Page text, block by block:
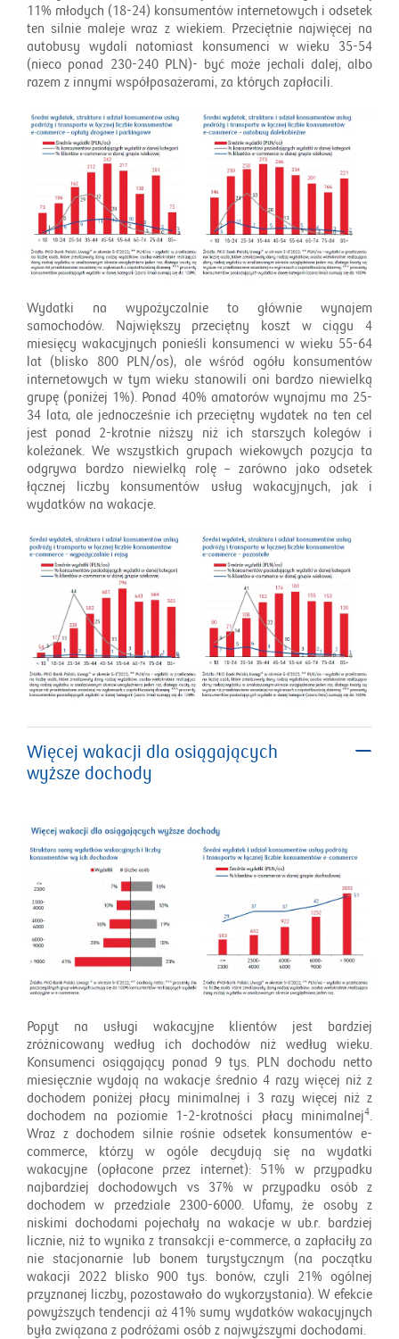
11% młodych (18-24) konsumentów internetowych i odsetek
ten silnie maleje wraz z wiekiem. Przeciętnie najwięcej na
autobusy wydali natomiast konsumenci w wieku 35-54
(nieco ponad 230-240 PLN)- być może jechali dalej, albo
razem z innymi współpasażerami, za których zapłacili.
Wydatki na wypożyczalnie to głównie wynajem
samochodów. Największy przeciętny koszt w ciągu 4
miesięcy wakacyjnych ponieśli konsumenci w wieku 55-64
lat (blisko 800 PLN/os), ale wśród ogółu konsumentów
internetowych w tym wieku stanowili oni bardzo niewielką
grupę (poniżej 1%). Ponad 40% amatorów wynajmu ma 25-
34 lata, ale jednocześnie ich przeciętny wydatek na ten cel
jest ponad 2-krotnie niższy niż ich starszych kolegów i
koleżanek. We wszystkich grupach wiekowych pozycja ta
odgrywa bardzo niewielką rolę – zarówno jako odsetek
łącznej liczby konsumentów usług wakacyjnych, jak i
wydatków na wakacje.
Więcej wakacji dla osiągających
wyższe dochody
Popyt na usługi wakacyjne klientów jest bardziej
zróżnicowany według ich dochodów niż według wieku.
Konsumenci osiągający ponad 9 tys. PLN dochodu netto
miesięcznie wydają na wakacje średnio 4 razy więcej niż z
dochodem poniżej płacy minimalnej i 3 razy więcej niż z
dochodem na poziomie 1-2-krotności płacy minimalnej4.
Wraz z dochodem silnie rośnie odsetek konsumentów e-
commerce, którzy w ogóle decydują się na wydatki
wakacyjne (opłacone przez internet): 51% w przypadku
najbardziej dochodowych vs 37% w przypadku osób z
dochodem w przedziale 2300-6000. Ufamy, że osoby z
niskimi dochodami pojechały na wakacje w ub.r. bardziej
licznie, niż to wynika z transakcji e-commerce, a zapłaciły za
nie stacjonarnie lub bonem turystycznym (na początku
wakacji 2022 blisko 900 tys. bonów, czyli 21% ogólnej
przyznanej liczby, pozostawało do wykorzystania). W efekcie
powyższych tendencji aż 41% sumy wydatków wakacyjnych
była związana z podróżami osób z najwyższymi dochodami.